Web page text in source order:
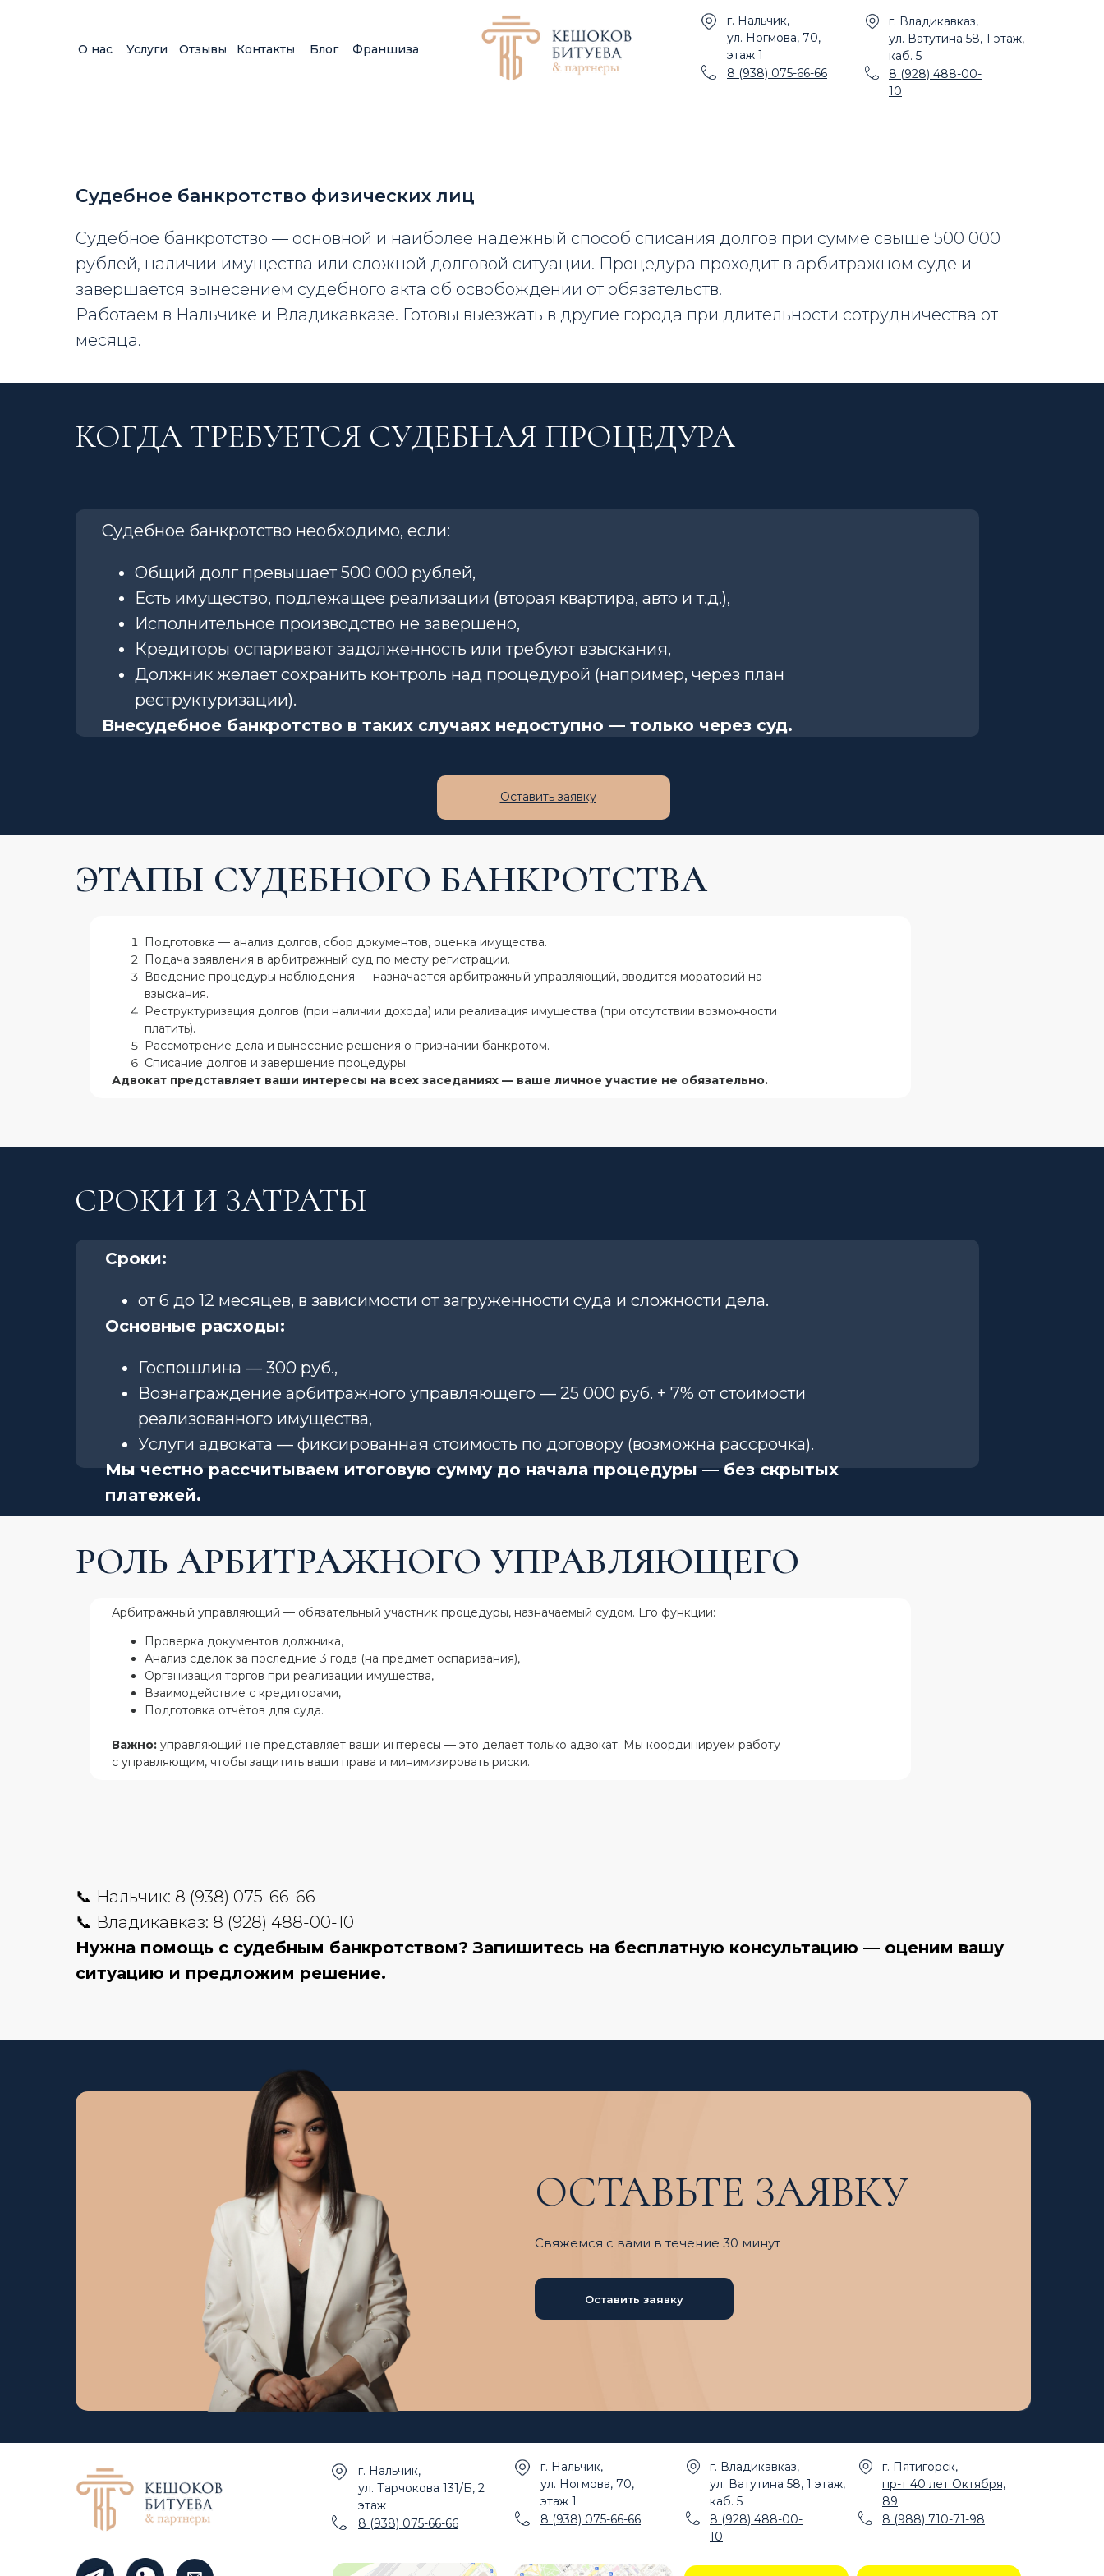
г. Нальчик,
ул. Ногмова, 70,
этаж 1
8 (938) 075-66-66
О нас
г. Владикавказ,
ул. Ватутина 58, 1 этаж,
каб. 5
8 (928) 488-00-
10
Услуги Отзывы Контакты Блог Франшиза
Судебное банкротство физических лиц
Судебное банкротство — основной и наиболее надёжный способ списания долгов при сумме свыше 500 000
рублей, наличии имущества или сложной долговой ситуации. Процедура проходит в арбитражном суде и
завершается вынесением судебного акта об освобождении от обязательств.
Работаем в Нальчике и Владикавказе. Готовы выезжать в другие города при длительности сотрудничества от
месяца.
КОГДА ТРЕБУЕТСЯ СУДЕБНАЯ ПРОЦЕДУРА
Судебное банкротство необходимо, если:
Общий долг превышает 500 000 рублей,
Есть имущество, подлежащее реализации (вторая квартира, авто и т.д.),
Исполнительное производство не завершено,
Кредиторы оспаривают задолженность или требуют взыскания,
Должник желает сохранить контроль над процедурой (например, через план
реструктуризации).
Внесудебное банкротство в таких случаях недоступно — только через суд.
Оставить заявку
ЭТАПЫ СУДЕБНОГО БАНКРОТСТВА
Подготовка — анализ долгов, сбор документов, оценка имущества.
Подача заявления в арбитражный суд по месту регистрации.
Введение процедуры наблюдения — назначается арбитражный управляющий, вводится мораторий на
взыскания.
Реструктуризация долгов (при наличии дохода) или реализация имущества (при отсутствии возможности
платить).
Рассмотрение дела и вынесение решения о признании банкротом.
Списание долгов и завершение процедуры.
Адвокат представляет ваши интересы на всех заседаниях — ваше личное участие не обязательно.
СРОКИ И ЗАТРАТЫ
Сроки:
от 6 до 12 месяцев, в зависимости от загруженности суда и сложности дела.
Основные расходы:
Госпошлина — 300 руб.,
Вознаграждение арбитражного управляющего — 25 000 руб. + 7% от стоимости
реализованного имущества,
Услуги адвоката — фиксированная стоимость по договору (возможна рассрочка).
Мы честно рассчитываем итоговую сумму до начала процедуры — без скрытых
платежей.
РОЛЬ АРБИТРАЖНОГО УПРАВЛЯЮЩЕГО
Арбитражный управляющий — обязательный участник процедуры, назначаемый судом. Его функции:
Проверка документов должника,
Анализ сделок за последние 3 года (на предмет оспаривания),
Организация торгов при реализации имущества,
Взаимодействие с кредиторами,
Подготовка отчётов для суда.
Важно: управляющий не представляет ваши интересы — это делает только адвокат. Мы координируем работу
с управляющим, чтобы защитить ваши права и минимизировать риски.
📞 Нальчик: 8 (938) 075-66-66
📞 Владикавказ: 8 (928) 488-00-10
Нужна помощь с судебным банкротством? Запишитесь на бесплатную консультацию — оценим вашу
ситуацию и предложим решение.
ОСТАВЬТЕ ЗАЯВКУ
Свяжемся с вами в течение 30 минут
Оставить заявку
г. Нальчик,
ул. Тарчокова 131/Б, 2
этаж
8 (938) 075-66-66
г. Нальчик,
ул. Ногмова, 70,
этаж 1
8 (938) 075-66-66
г. Владикавказ,
ул. Ватутина 58, 1 этаж,
каб. 5
8 (928) 488-00-
10
г. Пятигорск,
пр-т 40 лет Октября,
89
8 (988) 710-71-98